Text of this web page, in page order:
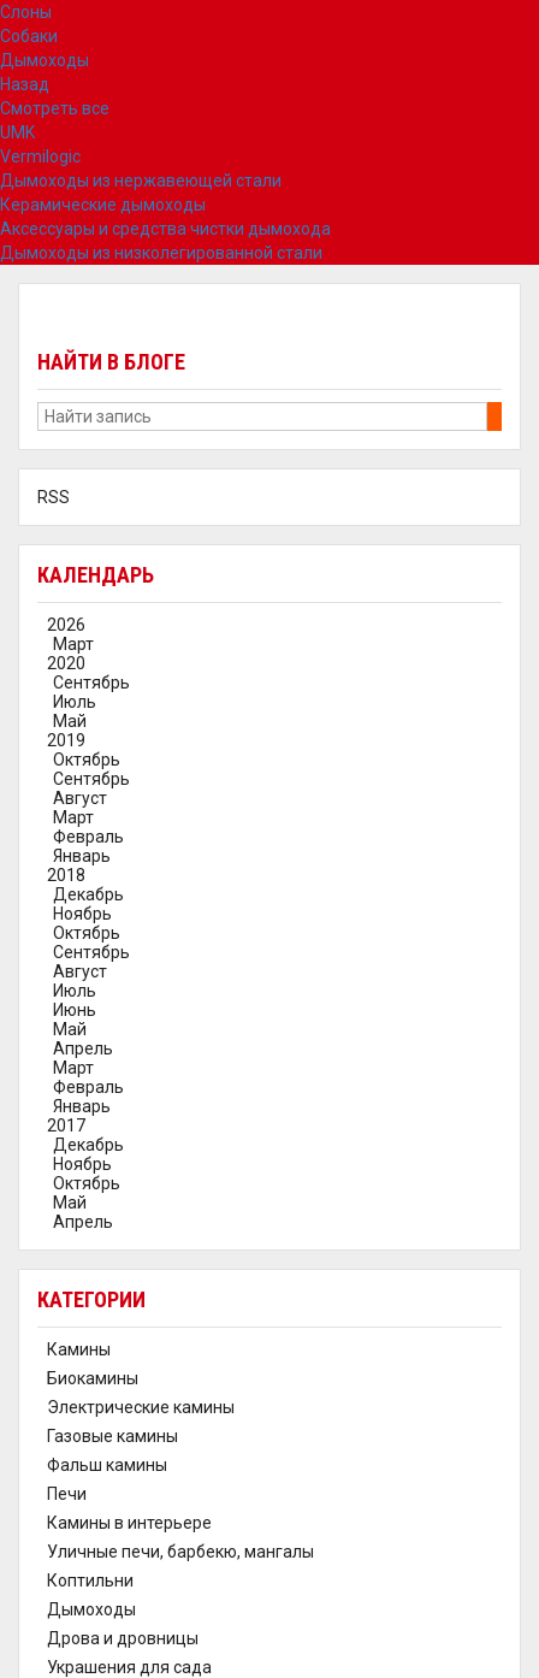
Слоны
Собаки
Дымоходы
Назад
Смотреть все
UMK
Vermilogic
Дымоходы из нержавеющей стали
Керамические дымоходы
Аксессуары и средства чистки дымохода
Дымоходы из низколегированной стали
НАЙТИ В БЛОГЕ
RSS
КАЛЕНДАРЬ
2026
Март
2020
Сентябрь
Июль
Май
2019
Октябрь
Сентябрь
Август
Март
Февраль
Январь
2018
Декабрь
Ноябрь
Октябрь
Сентябрь
Август
Июль
Июнь
Май
Апрель
Март
Февраль
Январь
2017
Декабрь
Ноябрь
Октябрь
Май
Апрель
КАТЕГОРИИ
Камины
Биокамины
Электрические камины
Газовые камины
Фальш камины
Печи
Камины в интерьере
Уличные печи, барбекю, мангалы
Коптильни
Дымоходы
Дрова и дровницы
Украшения для сада